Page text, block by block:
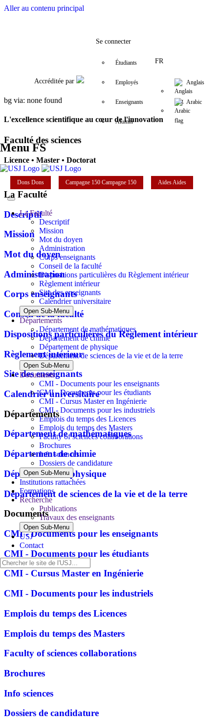
Aller au contenu principal
FacebookTwitter
Accréditée par
Se connecter
Étudiants
Employés
Enseignants
Alumni
FR
Anglais
Arabic
Menu FS
Dons Dons Campagne 150 Campagne 150 AidesAides
La Faculté
Descriptif
Mission
Mot du doyen
Administration
Corps enseignants
Conseil de la faculté
Dispositions particulières du Règlement intérieur
Règlement intérieur
Site des enseignants
Calendrier universitaire
Open Sub-Menu
Départements
Département de mathématiques
Département de chimie
Département de physique
Département de sciences de la vie et de la terre
Open Sub-Menu
Documents
CMI - Documents pour les enseignants
CMI - Documents pour les étudiants
CMI - Cursus Master en Ingénierie
CMI - Documents pour les industriels
Emplois du temps des Licences
Emplois du temps des Masters
Faculty of sciences collaborations
Brochures
Info sciences
Dossiers de candidature
Open Sub-Menu
Institutions rattachées
Formations
Recherche
Publications
Travaux des enseignants
Open Sub-Menu
USJ
Contact
bg via: none found
L'excellence scientifique au cœur de l'innovation
Faculté des sciences
Licence • Master • Doctorat
La Faculté
Descriptif
Mission
Mot du doyen
Administration
Corps enseignants
Conseil de la faculté
Dispositions particulières du Règlement intérieur
Règlement intérieur
Site des enseignants
Calendrier universitaire
Départements
Département de mathématiques
Département de chimie
Département de physique
Département de sciences de la vie et de la terre
Documents
CMI - Documents pour les enseignants
CMI - Documents pour les étudiants
CMI - Cursus Master en Ingénierie
CMI - Documents pour les industriels
Emplois du temps des Licences
Emplois du temps des Masters
Faculty of sciences collaborations
Brochures
Info sciences
Dossiers de candidature